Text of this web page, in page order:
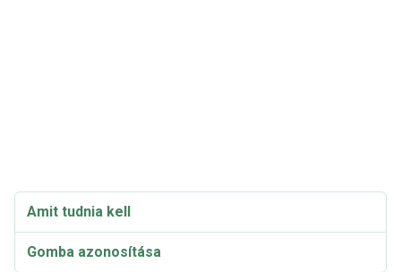
Amit tudnia kell
Gomba azonosítása